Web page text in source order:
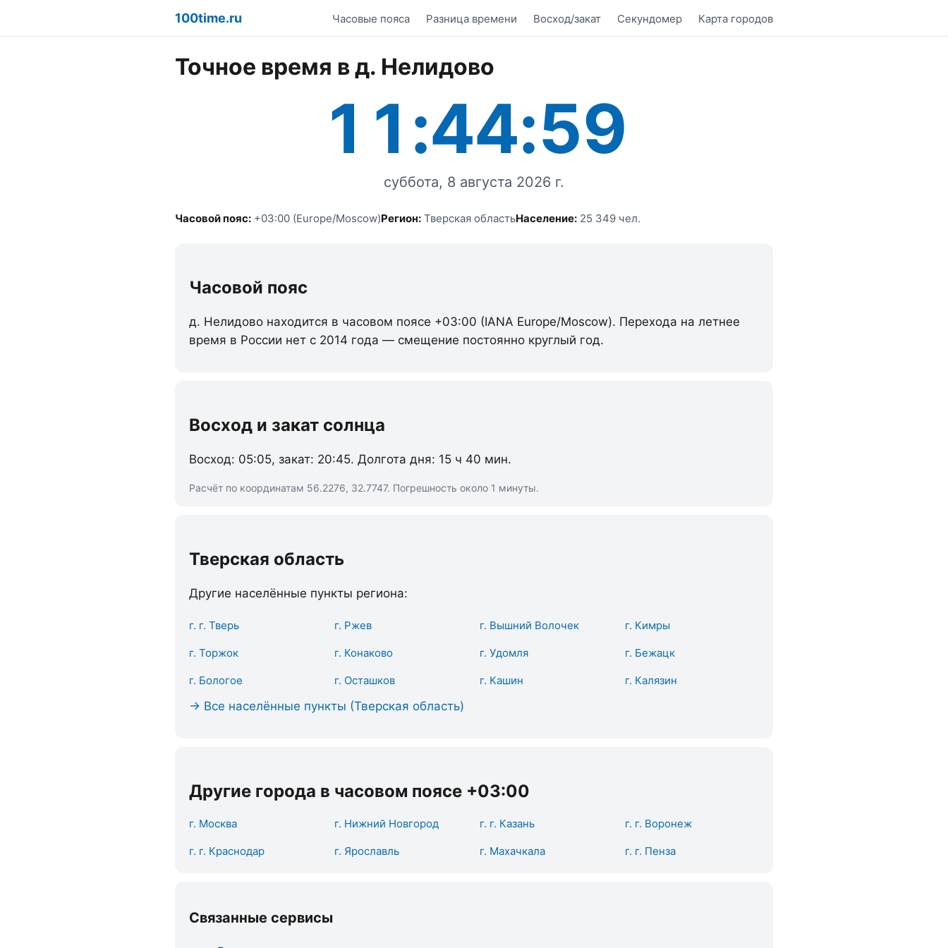
100time.ru Часовые пояса Разница времени Восход/закат Секундомер Карта городов
Точное время в д. Нелидово
11:44:59
суббота, 8 августа 2026 г.
Часовой пояс: +03:00 (Europe/Moscow)Регион: Тверская областьНаселение: 25 349 чел.
Часовой пояс
д. Нелидово находится в часовом поясе +03:00 (IANA Europe/Moscow). Перехода на летнее
время в России нет с 2014 года — смещение постоянно круглый год.
Восход и закат солнца
Восход: 05:05, закат: 20:45. Долгота дня: 15 ч 40 мин.
Расчёт по координатам 56.2276, 32.7747. Погрешность около 1 минуты.
Тверская область
Другие населённые пункты региона:
г. г. Тверь г. Ржев г. Вышний Волочек г. Кимры
г. Торжок г. Конаково г. Удомля г. Бежацк
г. Бологое г. Осташков г. Кашин г. Калязин
→ Все населённые пункты (Тверская область)
Другие города в часовом поясе +03:00
г. Москва г. Нижний Новгород г. г. Казань г. г. Воронеж
г. г. Краснодар г. Ярославль г. Махачкала г. г. Пенза
Связанные сервисы